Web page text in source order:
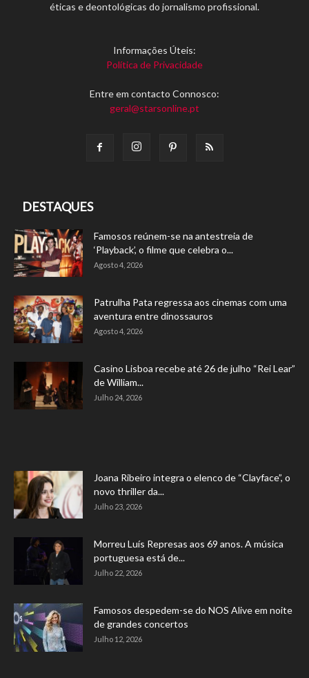
éticas e deontológicas do jornalismo profissional.
Informações Úteis:
Política de Privacidade
Entre em contacto Connosco:
geral@starsonline.pt
DESTAQUES
Famosos reúnem-se na antestreia de
‘Playback’, o filme que celebra o...
Agosto 4, 2026
Patrulha Pata regressa aos cinemas com uma
aventura entre dinossauros
Agosto 4, 2026
Casino Lisboa recebe até 26 de julho “Rei Lear”
de William...
Julho 24, 2026
Joana Ribeiro integra o elenco de “Clayface”, o
novo thriller da...
Julho 23, 2026
Morreu Luís Represas aos 69 anos. A música
portuguesa está de...
Julho 22, 2026
Famosos despedem-se do NOS Alive em noite
de grandes concertos
Julho 12, 2026